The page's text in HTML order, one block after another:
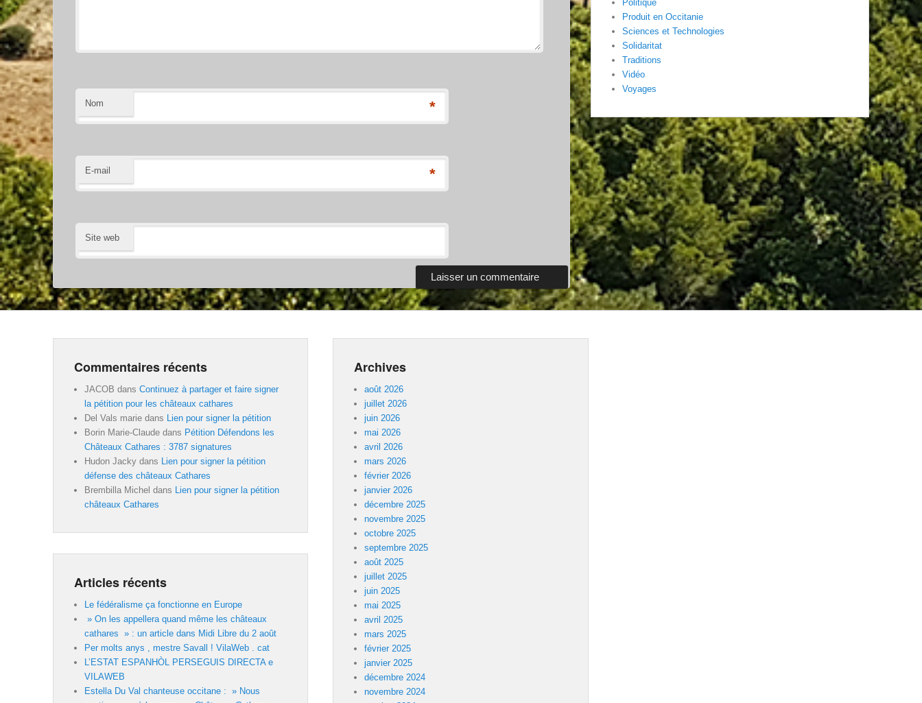
Nom *
E-mail *
Site web
Politique
Produit en Occitanie
Sciences et Technologies
Solidaritat
Traditions
Vidéo
Voyages
Commentaires récents
JACOB dans Continuez à partager et faire signer
la pétition pour les châteaux cathares
Del Vals marie dans Lien pour signer la pétition
Borin Marie-Claude dans Pétition Défendons les
Châteaux Cathares : 3787 signatures
Hudon Jacky dans Lien pour signer la pétition
défense des châteaux Cathares
Brembilla Michel dans Lien pour signer la pétition
châteaux Cathares
Articles récents
Le fédéralisme ça fonctionne en Europe
» On les appellera quand même les châteaux
cathares » : un article dans Midi Libre du 2 août
Per molts anys , mestre Savall ! VilaWeb . cat
L’ESTAT ESPANHÒL PERSEGUIS DIRECTA e
VILAWEB
Estella Du Val chanteuse occitane : » Nous
Archives
août 2026
juillet 2026
juin 2026
mai 2026
avril 2026
mars 2026
février 2026
janvier 2026
décembre 2025
novembre 2025
octobre 2025
septembre 2025
août 2025
juillet 2025
juin 2025
mai 2025
avril 2025
mars 2025
février 2025
janvier 2025
décembre 2024
novembre 2024